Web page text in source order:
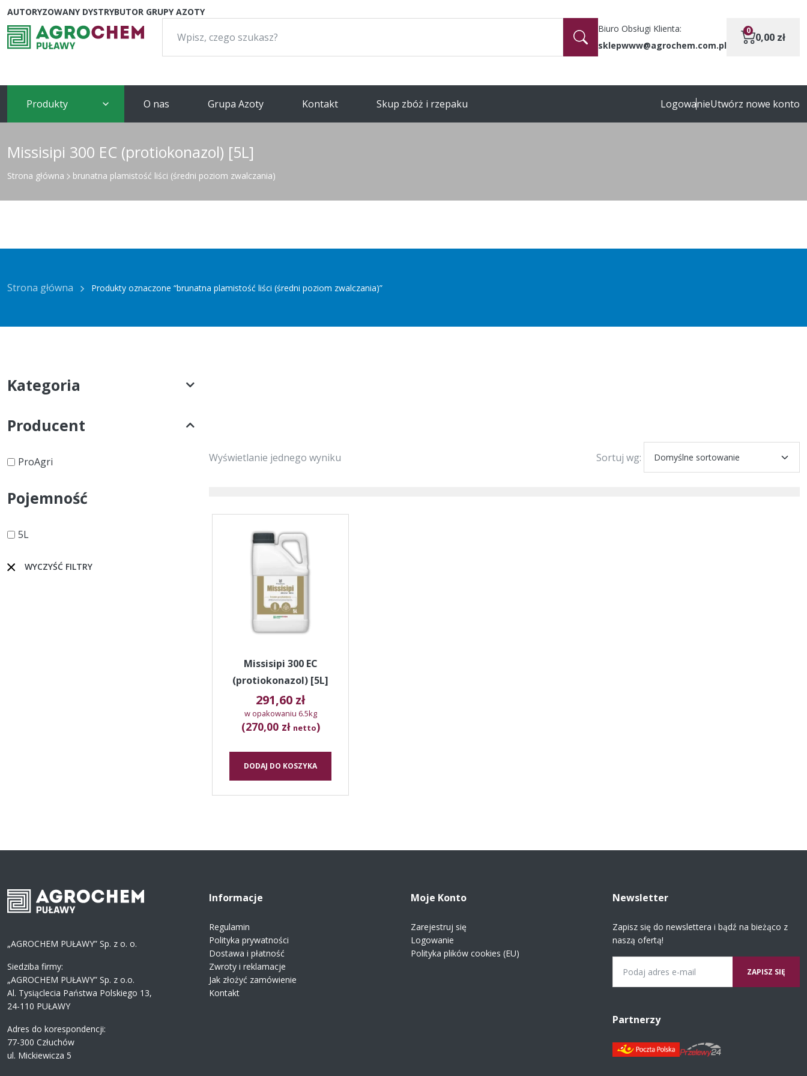
AUTORYZOWANY DYSTRYBUTOR GRUPY AZOTY
Biuro Obsługi Klienta:
sklepwww@agrochem.com.pl
0
0,00 zł
Produkty O nas Grupa Azoty Kontakt Skup zbóż i rzepaku LogowanieUtwórz nowe konto
Missisipi 300 EC (protiokonazol) [5L]
Strona główna brunatna plamistość liści (średni poziom zwalczania)
Strona główna Produkty oznaczone “brunatna plamistość liści (średni poziom zwalczania)”
Wyświetlanie jednego wyniku Sortuj wg:
Missisipi 300 EC
(protiokonazol) [5L]
291,60 zł
w opakowaniu 6.5kg
(270,00 zł netto)
DODAJ DO KOSZYKA
Kategoria
Producent
ProAgri
Pojemność
5L
WYCZYŚĆ FILTRY
„AGROCHEM PUŁAWY” Sp. z o. o.
Siedziba firmy:
„AGROCHEM PUŁAWY” Sp. z o.o.
Al. Tysiąclecia Państwa Polskiego 13,
24-110 PUŁAWY
Adres do korespondencji:
77-300 Człuchów
ul. Mickiewicza 5
Informacje
Regulamin
Polityka prywatności
Dostawa i płatność
Zwroty i reklamacje
Jak złożyć zamówienie
Kontakt
Moje Konto
Zarejestruj się
Logowanie
Polityka plików cookies (EU)
Newsletter
Zapisz się do newslettera i bądź na bieżąco z
naszą ofertą!
Partnerzy